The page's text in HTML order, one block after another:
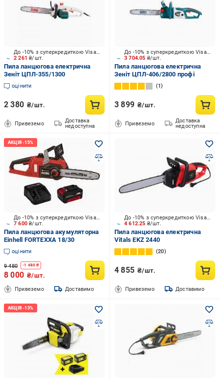
2 261₴/шт.
До -10% з суперкредиткою Visa Вигода
Пила ланцюгова електрична
Зеніт ЦПЛ-355/1300
оцінити
2 380 ₴/шт.
Привеземо
Доставка
недоступна
3 704.05 ₴/шт.
До -10% з суперкредиткою Visa Вигода
Пила ланцюгова електрична
Зеніт ЦПЛ-406/2800 профі
1
3 899 ₴/шт.
Привеземо
Доставка
недоступна
7 600₴/шт.
До -10% з суперкредиткою Visa Вигода
Пила ланцюгова акумуляторна
Einhell FORTEXXA 18/30
оцінити
9 480 -1 480 ₴
8 000 ₴/шт.
Привеземо Доставимо
4 612.25 ₴/шт.
До -10% з суперкредиткою Visa Вигода
Пила ланцюгова електрична
Vitals EKZ 2440
20
4 855 ₴/шт.
Привеземо Доставимо